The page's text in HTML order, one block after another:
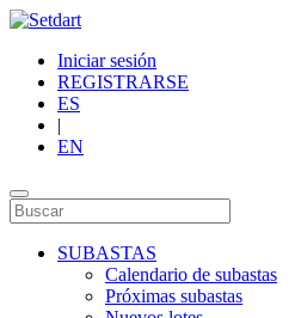
Iniciar sesión
REGISTRARSE
ES
|
EN
SUBASTAS
Calendario de subastas
Próximas subastas